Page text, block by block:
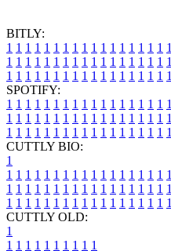
BITLY:
1 1 1 1 1 1 1 1 1 1 1 1 1 1 1 1 1 1
1 1 1 1 1 1 1 1 1 1 1 1 1 1 1 1 1 1
1 1 1 1 1 1 1 1 1 1 1 1 1 1 1 1 1 1
SPOTIFY:
1 1 1 1 1 1 1 1 1 1 1 1 1 1 1 1 1 1
1 1 1 1 1 1 1 1 1 1 1 1 1 1 1 1 1 1
1 1 1 1 1 1 1 1 1 1 1 1 1 1 1 1 1 1
CUTTLY BIO:
1
1 1 1 1 1 1 1 1 1 1 1 1 1 1 1 1 1 1
1 1 1 1 1 1 1 1 1 1 1 1 1 1 1 1 1 1
1 1 1 1 1 1 1 1 1 1 1 1 1 1 1 1 1 1
CUTTLY OLD:
1
1 1 1 1 1 1 1 1 1 1